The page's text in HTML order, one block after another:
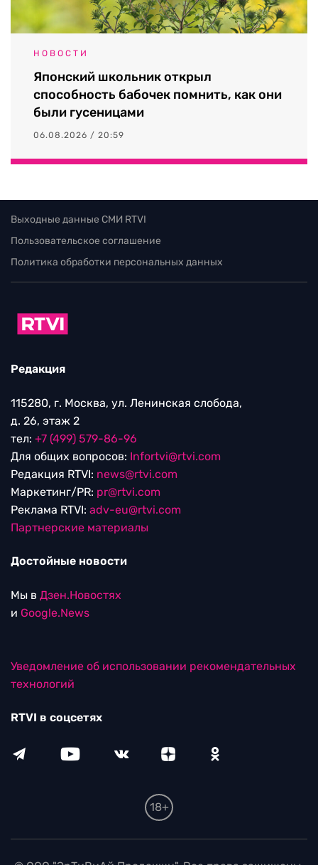
НОВОСТИ
Японский школьник открыл
способность бабочек помнить, как они
были гусеницами
06.08.2026 / 20:59
Выходные данные СМИ RTVI
Пользовательское соглашение
Политика обработки персональных данных
Редакция
115280, г. Москва, ул. Ленинская слобода,
д. 26, этаж 2
тел: +7 (499) 579-86-96
Для общих вопросов: Infortvi@rtvi.com
Редакция RTVI: news@rtvi.com
Маркетинг/PR: pr@rtvi.com
Реклама RTVI: adv-eu@rtvi.com
Партнерские материалы
Достойные новости
Мы в Дзен.Новостях
и Google.News
Уведомление об использовании рекомендательных
технологий
RTVI в соцсетях
18+